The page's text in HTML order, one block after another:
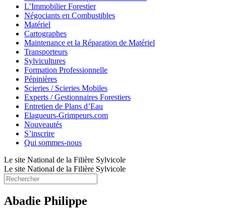
L’Immobilier Forestier
Négociants en Combustibles
Matériel
Cartographes
Maintenance et la Réparation de Matériel
Transporteurs
Sylvicultures
Formation Professionnelle
Pépinières
Scieries / Scieries Mobiles
Experts / Gestionnaires Forestiers
Entretien de Plans d’Eau
Elagueurs-Grimpeurs.com
Nouveautés
S’inscrire
Qui sommes-nous
Le site National de la Filière Sylvicole
Le site National de la Filière Sylvicole
Abadie Philippe